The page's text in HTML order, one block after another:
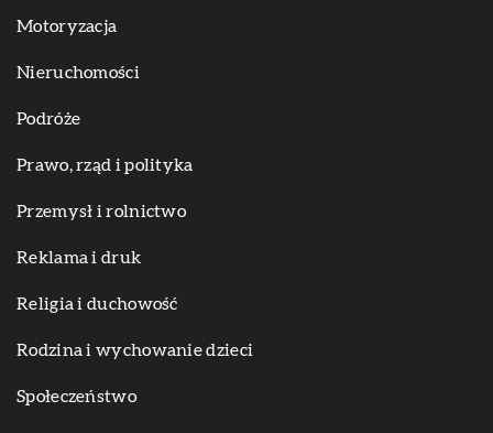
Motoryzacja
Nieruchomości
Podróże
Prawo, rząd i polityka
Przemysł i rolnictwo
Reklama i druk
Religia i duchowość
Rodzina i wychowanie dzieci
Społeczeństwo